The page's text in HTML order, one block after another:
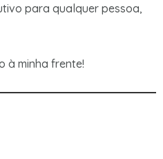
para qualquer pessoa,
à minha frente!